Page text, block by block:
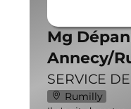
Mg
Annecy/
SERVICE
Rumilly